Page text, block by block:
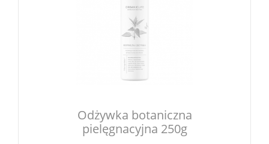
Odżywka botaniczna
pielęgnacyjna 250g